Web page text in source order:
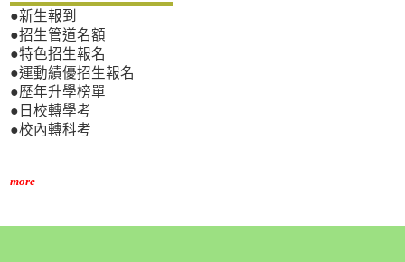
●新生報到
●招生管道名額
●特色招生報名
●運動績優招生報名
●歷年升學榜單
●日校轉學考
●校內轉科考
more